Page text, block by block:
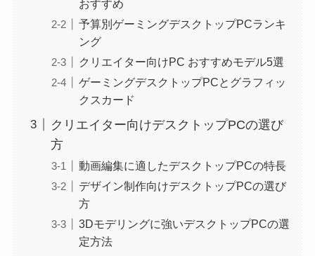
おすすめ
予算別ゲーミングデスクトップPCランキ
ング
クリエイター向けPC おすすめモデル5選
ゲーミングデスクトップPCとグラフィッ
クスカード
クリエイター向けデスクトップPCの選び
方
動画編集に適したデスクトップPCの特長
デザイン制作向けデスクトップPCの選び
方
3Dモデリングに強いデスクトップPCの選
定方法